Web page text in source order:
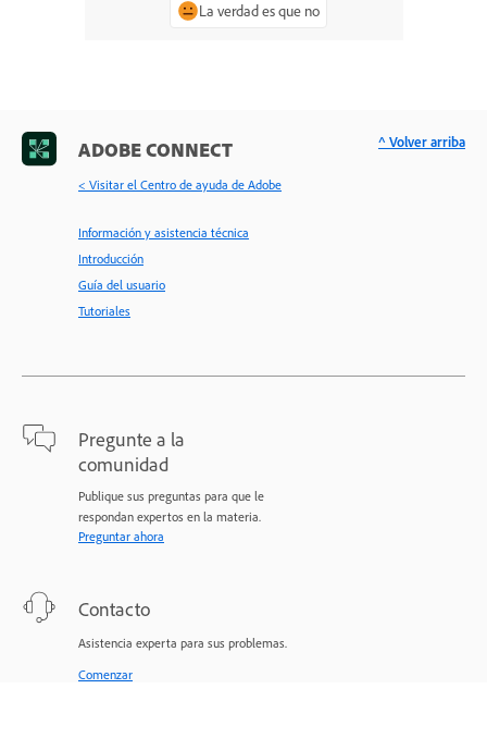
La verdad es que no
ADOBE CONNECT
< Visitar el Centro de ayuda de Adobe
Información y asistencia técnica
Introducción
Guía del usuario
Tutoriales
Pregunte a la
comunidad
Publique sus preguntas para que le
respondan expertos en la materia.
Preguntar ahora
Contacto
Asistencia experta para sus problemas.
Comenzar
^ Volver arriba